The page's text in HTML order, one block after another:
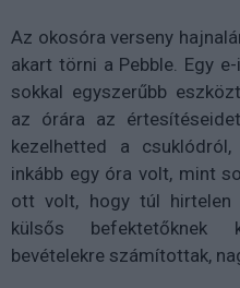
Az okosóra verseny
akart törni a Pebble. Egy
sokkal egyszerűbb
az órára az
kezelhetted a
inkább egy óra volt, mint
ott volt, hogy túl hirtelen
külsős befektetőknek
bevételekre számítottak,